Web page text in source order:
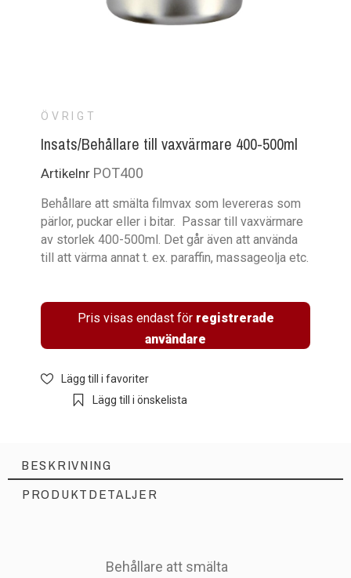
ÖVRIGT
Insats/Behållare till vaxvärmare 400-500ml
Artikelnr POT400
Behållare att smälta filmvax som levereras som
pärlor, puckar eller i bitar. Passar till vaxvärmare
av storlek 400-500ml. Det går även att använda
till att värma annat t. ex. paraffin, massageolja etc.
Pris visas endast för registrerade
användare
Lägg till i favoriter
Lägg till i önskelista
BESKRIVNING
PRODUKTDETALJER
Behållare att smälta